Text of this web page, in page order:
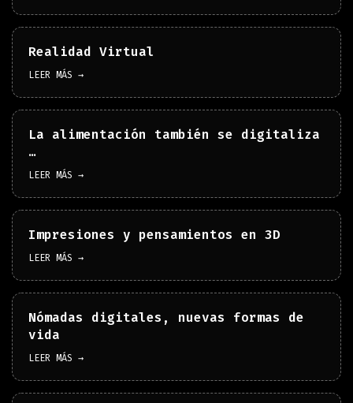
Realidad Virtual
LEER MÁS →
La alimentación también se digitaliza
…
LEER MÁS →
Impresiones y pensamientos en 3D
LEER MÁS →
Nómadas digitales, nuevas formas de
vida
LEER MÁS →